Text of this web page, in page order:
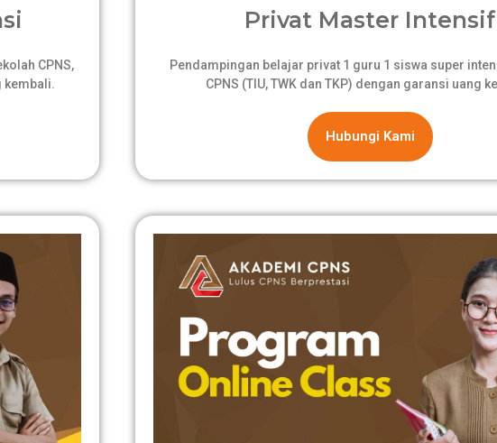
CPNS,
kembali.
Privat Master Intensif
Pendampingan belajar privat 1 guru 1 siswa super
CPNS (TIU, TWK dan TKP) dengan garansi uang
Hubungi Kami